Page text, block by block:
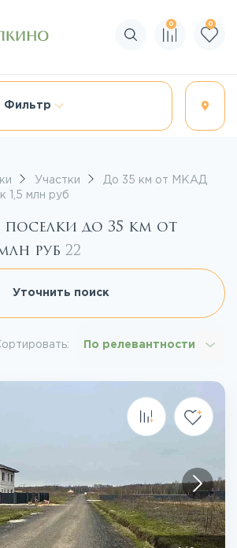
Поиск по сайту
0 0
Фильтр
Участки
До 35 км от МКАД
1,5 млн руб
до 35 км от
руб 22
Уточнить поиск
По релевантности